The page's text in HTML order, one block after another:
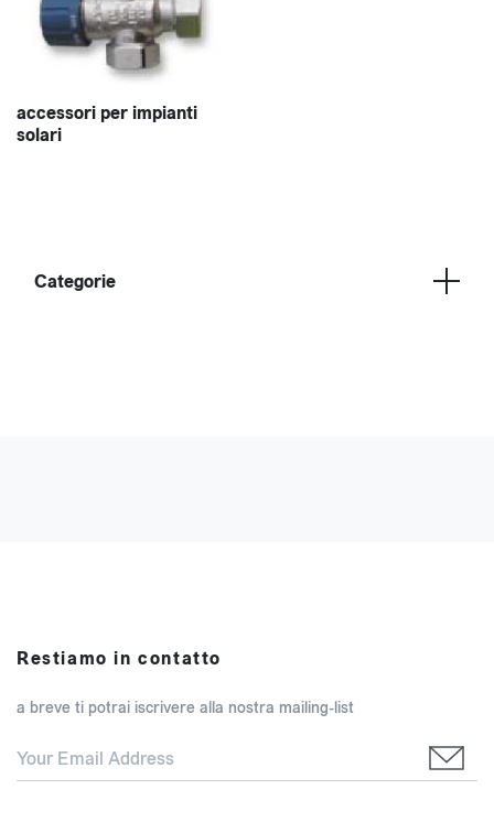
accessori per impianti
solari
Categorie
Restiamo in contatto
a breve ti potrai iscrivere alla nostra mailing-list